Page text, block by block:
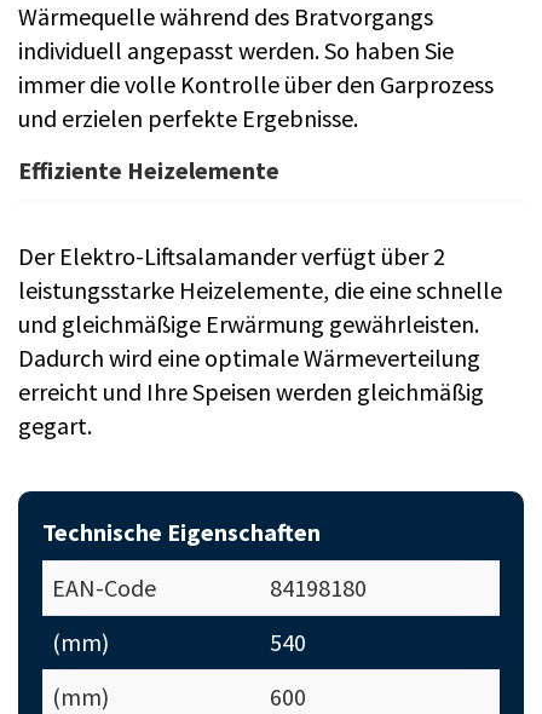
Wärmequelle während des Bratvorgangs
individuell angepasst werden. So haben Sie
immer die volle Kontrolle über den Garprozess
und erzielen perfekte Ergebnisse.
Effiziente Heizelemente
Der Elektro-Liftsalamander verfügt über 2
leistungsstarke Heizelemente, die eine schnelle
und gleichmäßige Erwärmung gewährleisten.
Dadurch wird eine optimale Wärmeverteilung
erreicht und Ihre Speisen werden gleichmäßig
gegart.
Technische Eigenschaften
EAN-Code
84198180
(mm)
540
(mm)
600